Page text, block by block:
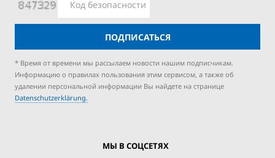
ПОДПИСАТЬСЯ
* Время от времени мы рассылаем новости нашим подписчикам.
Информацию о правилах пользования этим сервисом, а также об
удалении персональной информации Вы найдете на странице
Datenschutzerklärung.
МЫ В СОЦСЕТЯХ